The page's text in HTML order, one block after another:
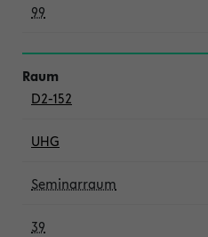
99
D2-152
UHG
Seminarraum
39